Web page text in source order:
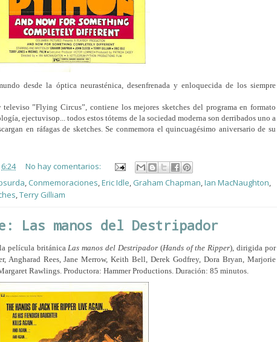
desde la óptica neurasténica, desenfrenada y enloquecida de los siempre
televiso ”Flying Circus”, contiene los mejores sketches del programa en formato
ejectuvisop... todos estos tótems de la sociedad moderna son derribados uno a
en ráfagas de sketches. Se conmemora el quincuagésimo aniversario de su
6:24
No hay comentarios:
, Conmemoraciones,Eric Idle, Graham Chapman,Ian MacNaughton,
,Terry Gilliam
Las manos del Destripador
película británica Las manos del Destripador(Hands of the Ripper), dirigida por
Angharad Rees, Jane Merrow, Keith Bell, Derek Godfrey, Dora Bryan, Marjorie
Rawlings. Productora: Hammer Productions. Duración: 85 minutos.